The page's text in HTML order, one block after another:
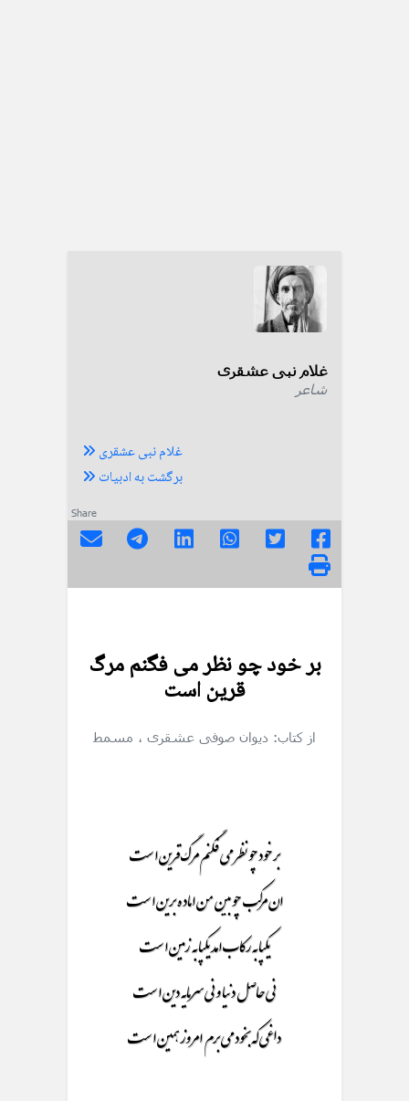
غلام نبی عشقری
شاعر
غلام نبی عشقری
برگشت به ادبیات
Share
بر خود چو نظر می فگنم مرگ
قرین است
از کتاب: دیوان صوفی عشقری ، مسمط
بر خود چو نظر می فگنم مرگ قرین است
ان مرکب چو بین من اماده برین است
یکپا به رکاب امد یکپا به زمین است
نی حاصل دنیا و نی سرمایه دین است
داغی که بخود می برم امروز همین است